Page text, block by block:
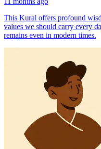
This Kural offers profound
values we should carry every
remains even in modern times.